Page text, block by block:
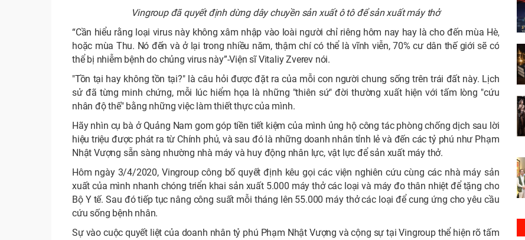
Vingroup đã quyết định dừng dây chuyền sản xuất ô tô để sản xuất máy thở
“Cần hiểu rằng loại virus này không xâm nhập vào loài người chỉ riêng hôm nay hay là cho đến mùa Hè,
hoặc mùa Thu. Nó đến và ở lại trong nhiều năm, thậm chí có thể là vĩnh viễn, 70% cư dân thế giới sẽ có
thể bị nhiễm bệnh do chủng virus này”-Viện sĩ Vitaliy Zverev nói.
"Tồn tại hay không tồn tại?" là câu hỏi được đặt ra của mỗi con người chung sống trên trái đất này. Lịch
sử đã từng minh chứng, mỗi lúc hiểm họa là những "thiên sứ" đời thường xuất hiện với tấm lòng "cứu
nhân độ thế" bằng những việc làm thiết thực của mình.
Hãy nhìn cụ bà ở Quảng Nam gom góp tiền tiết kiệm của mình ủng hộ công tác phòng chống dịch sau lời
hiệu triệu được phát ra từ Chính phủ, và sau đó là những doanh nhân tỉnh lẻ và đến các tỷ phú như Phạm
Nhật Vượng sẵn sàng nhường nhà máy và huy động nhân lực, vật lực để sản xuất máy thở.
Hôm ngày 3/4/2020, Vingroup công bố quyết định kêu gọi các viện nghiên cứu cùng các nhà máy sản
xuất của mình nhanh chóng triển khai sản xuất 5.000 máy thở các loại và máy đo thân nhiệt để tặng cho
Bộ Y tế. Sau đó tiếp tục nâng công suất mỗi tháng lên 55.000 máy thở các loại để cung ứng cho yêu cầu
cứu sống bệnh nhân.
Sự vào cuộc quyết liệt của doanh nhân tỷ phú Phạm Nhật Vượng và cộng sự tại Vingroup thể hiện rõ tấm